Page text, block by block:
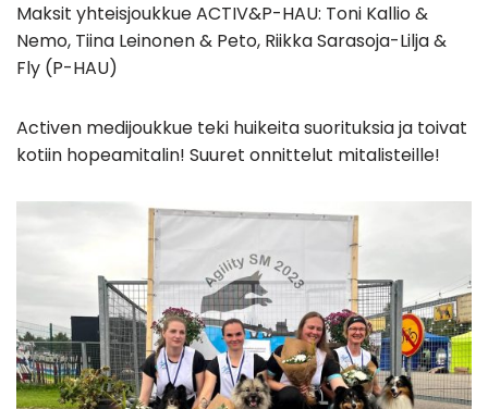
Maksit yhteisjoukkue ACTIV&P-HAU: Toni Kallio &
Nemo, Tiina Leinonen & Peto, Riikka Sarasoja-Lilja &
Fly (P-HAU)
Activen medijoukkue teki huikeita suorituksia ja toivat
kotiin hopeamitalin! Suuret onnittelut mitalisteille!